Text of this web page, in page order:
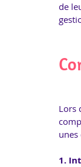
de
Lors
1.